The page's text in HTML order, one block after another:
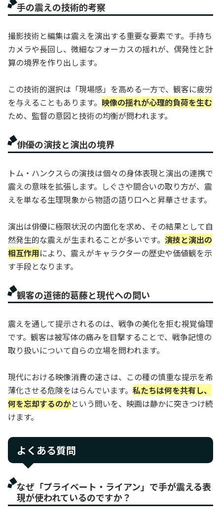
手の震えの技術的考察
撮影技術と編集は震えを演出する重要な要素です。手持ち
カメラや長回し、微細なフォーカスの揺れが、偶発性と計
算の境界を作り出します。
この技術的選択は「現場感」を高める一方で、観客に疲労
を与えることもあります。 映像の揺れが心理的負荷を生む
ため、監督の意図と技術の均衡が問われます。
俳優の演技と演出の境界
トム・ハンクスらの演技は個々の身体表現と演出の連携で
震えの意味を拡張します。しぐさや間合いの取り方が、震
えを単なる生理現象から物語の語り口へと昇華させます。
演出は俳優に極限状況の内面化を求め、その結果として自
然発生的な震えが生まれることが多いです。 演技と演出の
相互作用により、震えがキャラクターの歴史や価値観を示
す手段となります。
観客の道徳的葛藤と現代への問い
震えを通して提示されるのは、戦争の美化を拒む視覚倫理
です。観客は被写体の痛みを目撃することで、戦争記憶の
取り扱いについて自らの立場を問われます。
現代における映像消費の速さは、この種の慎重な提示を希
薄化させる危険をはらんでいます。 私たちは何を共有し、
何を忘却するのかという問いを、映画は静かに突きつけ続
けます。
よくある質問
なぜ「プライベート・ライアン」で手が震える表
現が使われているのですか？